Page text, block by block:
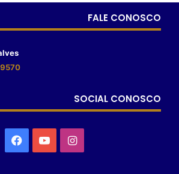
FALE CONOSCO
SOCIAL CONOSCO